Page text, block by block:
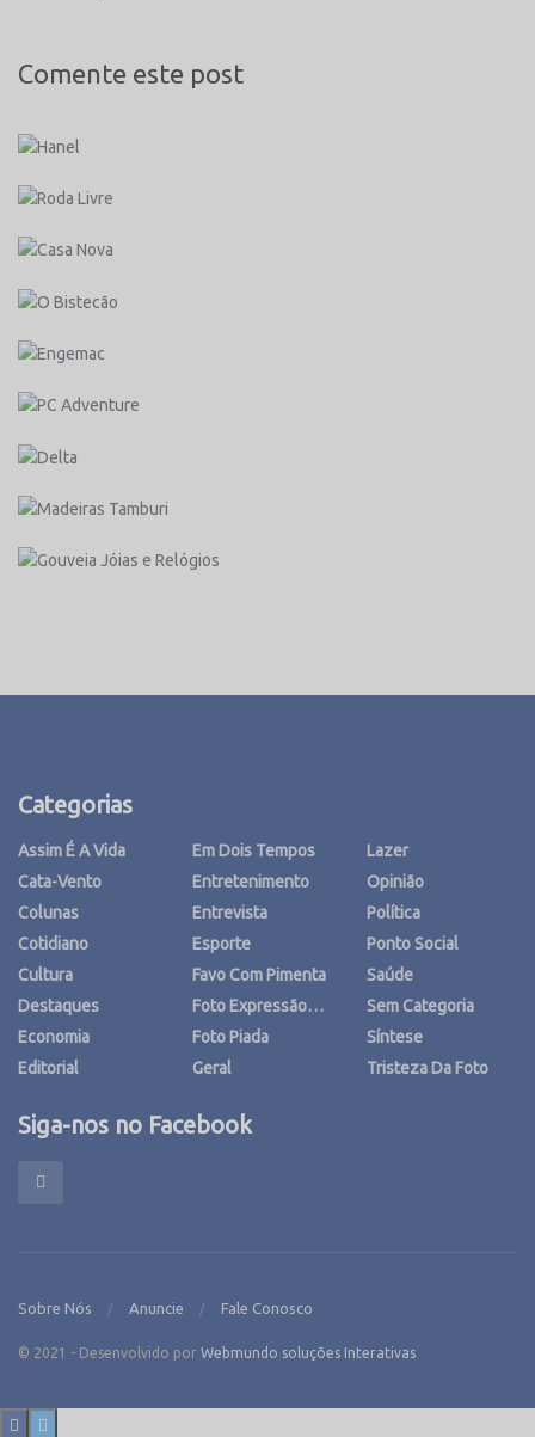
Comente este post
Categorias
Assim É A Vida
Cata-Vento
Colunas
Cotidiano
Cultura
Destaques
Economia
Editorial
Em Dois Tempos
Entretenimento
Entrevista
Esporte
Favo Com Pimenta
Foto Expressão…
Foto Piada
Geral
Lazer
Opinião
Política
Ponto Social
Saúde
Sem Categoria
Síntese
Tristeza Da Foto
Siga-nos no Facebook
Sobre Nós Anuncie Fale Conosco
© 2021 - Desenvolvido por Webmundo soluções Interativas